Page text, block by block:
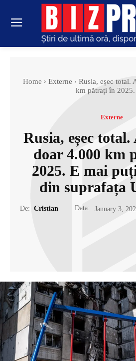
Home Externe
Rusia, eșec total.
km pătrați în 2025.
Externe
Rusia, eșec
doar 4.000 km
2025. E mai
din suprafața
De: Cristian Data: January 3,